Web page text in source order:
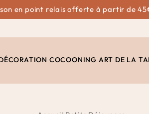
en point relais offerte à partir de
COCOONING ART DE LA